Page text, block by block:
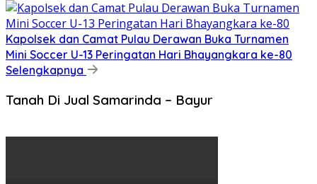
Kapolsek dan Camat Pulau Derawan Buka Turnamen
Mini Soccer U-13 Peringatan Hari Bhayangkara ke-80
Selengkapnya
Tanah Di Jual Samarinda – Bayur